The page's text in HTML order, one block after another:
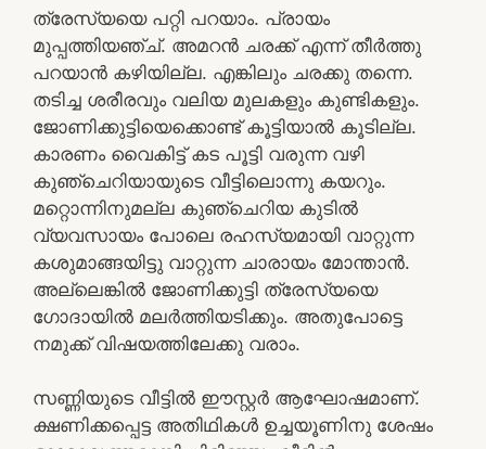
ത്രേസ്യയെ പറ്റി പറയാം. പ്രായം
മുപ്പത്തിയഞ്ച്. അമറൻ ചരക്ക് എന്ന് തീർത്തു
പറയാൻ കഴിയില്ല. എങ്കിലും ചരക്കു തന്നെ.
തടിച്ച ശരീരവും വലിയ മുലകളും കുണ്ടികളും.
ജോണിക്കുട്ടിയെക്കൊണ്ട് കൂട്ടിയാൽ കൂടില്ല.
കാരണം വൈകിട്ട് കട പൂട്ടി വരുന്ന വഴി
കുഞ്ചെറിയായുടെ വീട്ടിലൊന്നു കയറും.
മറ്റൊന്നിനുമല്ല കുഞ്ചെറിയ കുടിൽ
വ്യവസായം പോലെ രഹസ്യമായി വാറ്റുന്ന
കശുമാങ്ങയിട്ടു വാറ്റുന്ന ചാരായം മോന്താൻ.
അല്ലെങ്കിൽ ജോണിക്കുട്ടി ത്രേസ്യയെ
ഗോദായിൽ മലർത്തിയടിക്കും. അതുപോട്ടെ
നമുക്ക് വിഷയത്തിലേക്കു വരാം.
സണ്ണിയുടെ വീട്ടിൽ ഈസ്റ്റർ ആഘോഷമാണ്.
ക്ഷണിക്കപ്പെട്ട അതിഥികൾ ഉച്ചയൂണിനു ശേഷം